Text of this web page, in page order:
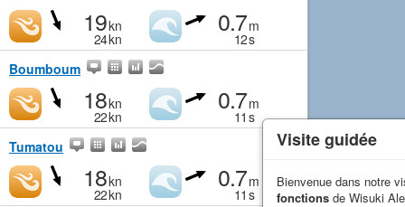
19kn
24kn
0.7m
12s
Boumboum
18kn
22kn
0.7m
11 s
Tumatou
18kn
22kn
0.7m
11 s
Visite guidée
Bienvenue dans notre
fonctions de Wisuki